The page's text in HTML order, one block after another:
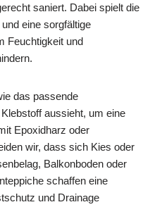
saniert. Dabei spielt die
eine sorgfältige
Feuchtigkeit und
das passende
aussieht, um eine
Epoxidharz oder
wir, dass sich Kies oder
Balkonboden oder
schaffen eine
und Drainage